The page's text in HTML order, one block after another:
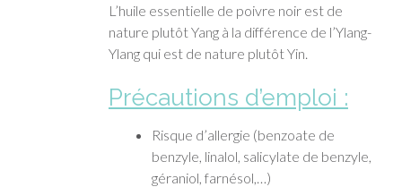
L’huile essentielle de poivre noir est de
nature plutôt Yang à la différence de l’Ylang-
Ylang qui est de nature plutôt Yin.
Précautions d’emploi :
Risque d’allergie (benzoate de
benzyle, linalol, salicylate de benzyle,
géraniol, farnésol,…)